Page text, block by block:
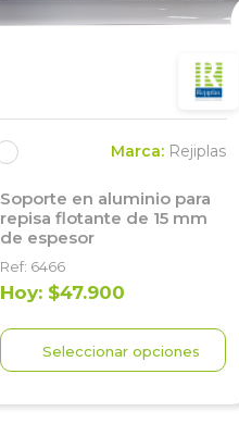
Marca: Rejiplas
Soporte en aluminio para
repisa flotante de 15 mm
de espesor
Ref: 6466
Hoy: $47.900
Seleccionar opciones